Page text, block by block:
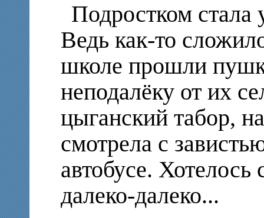
Подростком стала
Ведь как-то
школе прошли
неподалёку от их
цыганский табор,
смотрела с
автобусе.
далеко-далеко...